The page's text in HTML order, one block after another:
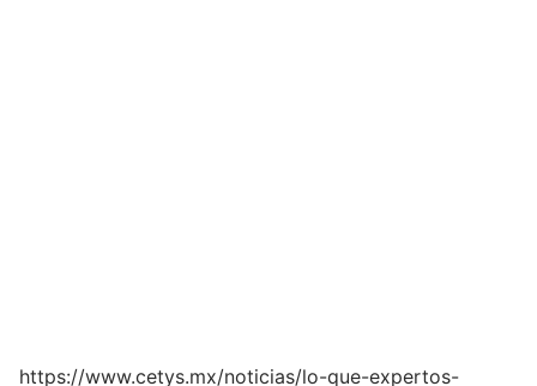
https://www.cetys.mx/noticias/lo-que-expertos-